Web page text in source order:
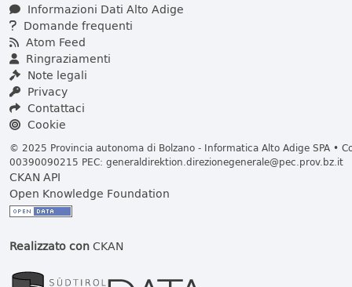
Informazioni Dati Alto Adige
Domande frequenti
Atom Feed
Ringraziamenti
Note legali
Privacy
Contattaci
Cookie
© 2025 Provincia autonoma di Bolzano - Informatica Alto Adige SPA •
00390090215 PEC: generaldirektion.direzionegenerale@pec.prov.bz.it
CKAN API
Open Knowledge Foundation
Realizzato conCKAN